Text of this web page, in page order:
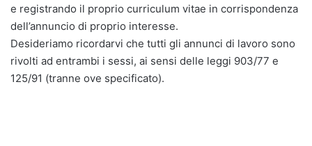
e registrando il proprio curriculum vitae in corrispondenza
dell’annuncio di proprio interesse.
Desideriamo ricordarvi che tutti gli annunci di lavoro sono
rivolti ad entrambi i sessi, ai sensi delle leggi 903/77 e
125/91 (tranne ove specificato).